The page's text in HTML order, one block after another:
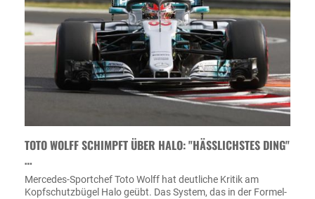
TOTO WOLFF SCHIMPFT ÜBER HALO: "HÄSSLICHSTES DING"
…
Mercedes-Sportchef Toto Wolff hat deutliche Kritik am
Kopfschutzbügel Halo geübt. Das System, das in der Formel-